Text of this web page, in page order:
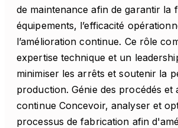
de maintenance afin de garantir la
équipements, l’efficacité
l’amélioration continue. Ce rôle
expertise technique et un
minimiser les arrêts et soutenir la
production. Génie des procédés et
continue Concevoir, analyser et
processus de fabrication afin